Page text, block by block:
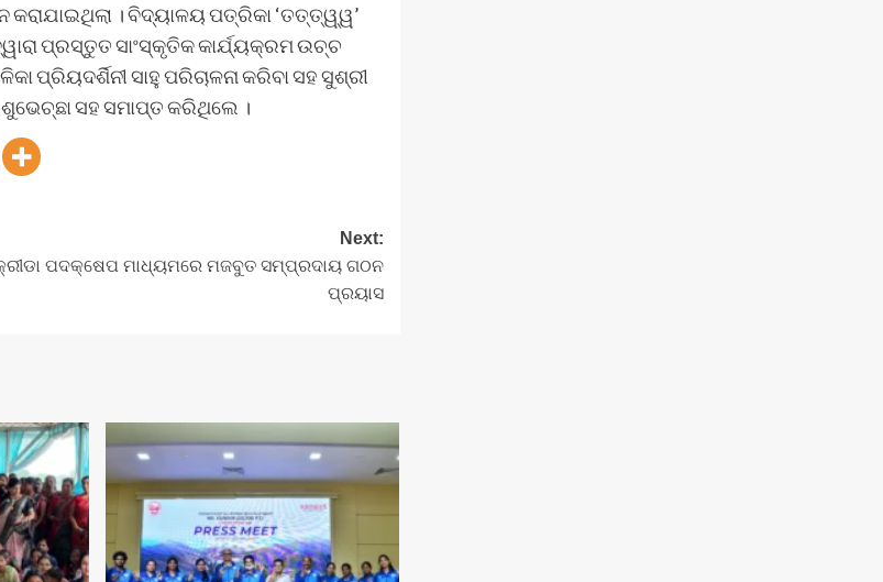
କରାଯାଇଥିଲା । ବିଦ୍ୟାଳୟ ପତ୍ରିକା ‘ତତ୍ତ୍ୱ୍ୱ’
ପ୍ରସ୍ତୁତ ସାଂସ୍କୃତିକ କାର୍ଯ୍ୟକ୍ରମ ଉଚ୍ଚ
ପ୍ରିୟଦର୍ଶିନୀ ସାହୁ ପରିଚାଳନା କରିବା ସହ ସୁଶ୍ରୀ
ଶୁଭେଚ୍ଛା ସହ ସମାପ୍ତ କରିଥିଲେ ।
Next:
ପଦକ୍ଷେପ ମାଧ୍ୟମରେ ମଜବୁତ ସମ୍ପ୍ରଦାୟ ଗଠନ
ପ୍ରୟାସ